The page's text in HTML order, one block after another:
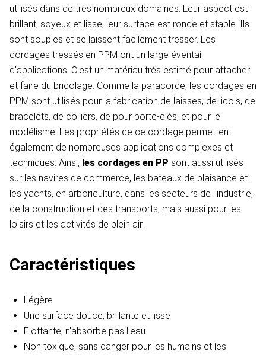
utilisés dans de très nombreux domaines. Leur aspect est
brillant, soyeux et lisse, leur surface est ronde et stable. Ils
sont souples et se laissent facilement tresser. Les
cordages tressés en PPM ont un large éventail
d'applications. C'est un matériau très estimé pour attacher
et faire du bricolage. Comme la paracorde, les cordages en
PPM sont utilisés pour la fabrication de laisses, de licols, de
bracelets, de colliers, de pour porte-clés, et pour le
modélisme. Les propriétés de ce cordage permettent
également de nombreuses applications complexes et
techniques. Ainsi, les cordages en PP sont aussi utilisés
sur les navires de commerce, les bateaux de plaisance et
les yachts, en arboriculture, dans les secteurs de l'industrie,
de la construction et des transports, mais aussi pour les
loisirs et les activités de plein air.
Caractéristiques
Légère
Une surface douce, brillante et lisse
Flottante, n'absorbe pas l'eau
Non toxique, sans danger pour les humains et les